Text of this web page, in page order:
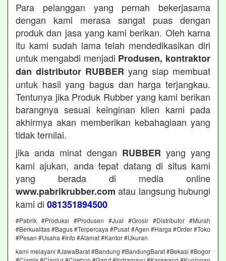
Para pelanggan yang pernah bekerjasama
dengan kami merasa sangat puas dengan
produk dan jasa yang kami berikan. Oleh karna
itu kami sudah lama telah mendedikasikan diri
untuk mengabdi menjadi Produsen, kontraktor
dan distributor RUBBER yang siap membuat
untuk hasil yang bagus dan harga terjangkau.
Tentunya jika Produk Rubber yang kami berikan
barangnya sesuai keinginan klien kami pada
akhirmya akan memberikan kebahagiaan yang
tidak ternilai.
jika anda minat dengan RUBBER yang yang
kami ajukan, anda tepat datang di situs kami
yang berada di media online
www.pabrikrubber.com atau langsung hubungi
kami di 081351894500
#Pabrik #Produksi #Produsen #Jual #Grosir #Distributor #Murah
#Berkualitas #Bagus #Terpercaya #Pusat #Agen #Harga #Order #Toko
#Pesan #Usaha #Info #Alamat #Kantor #Ukuran
kami melayani #JawaBarat #Bandung #BandungBarat #Bekasi #Bogor